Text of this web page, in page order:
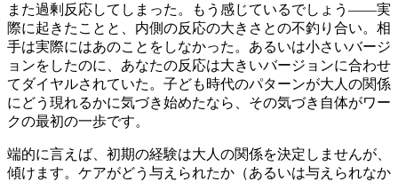
また過剰反応してしまった。もう感じているでしょう——実
際に起きたことと、内側の反応の大きさとの不釣り合い。相
手は実際にはあのことをしなかった。あるいは小さいバージ
ョンをしたのに、あなたの反応は大きいバージョンに合わせ
てダイヤルされていた。子ども時代のパターンが大人の関係
にどう現れるかに気づき始めたなら、その気づき自体がワー
クの最初の一歩です。
端的に言えば、初期の経験は大人の関係を決定しませんが、
傾けます。ケアがどう与えられたか（あるいは与えられなか